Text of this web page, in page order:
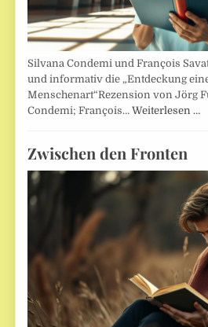
Silvana Condemi und François
und informativ die „Entdeckung
Menschenart“Rezension von Jörg
Condemi; François…Weiterlesen …
Zwischen den Fronten